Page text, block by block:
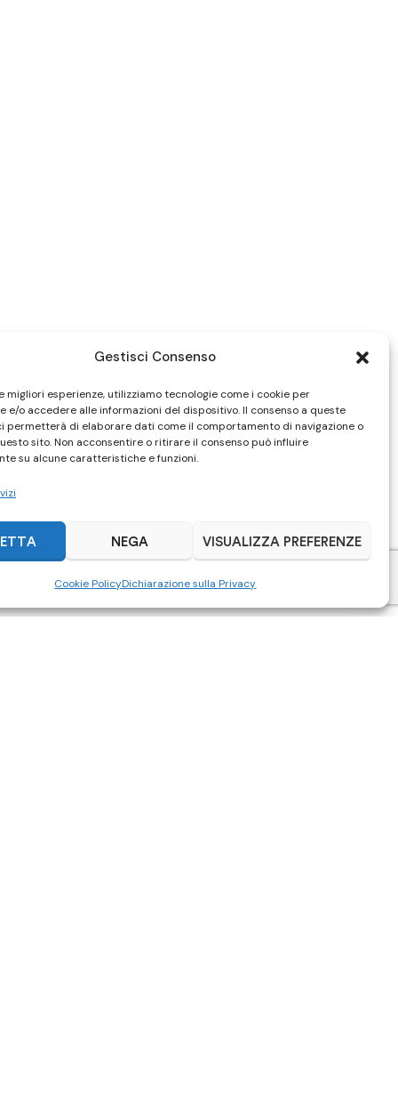
Gestisci Consenso
migliori esperienze, utilizziamo tecnologie come i cookie per
e/o accedere alle informazioni del dispositivo. Il consenso a queste
permetterà di elaborare dati come il comportamento di navigazione o
sito. Non acconsentire o ritirare il consenso può influire
su alcune caratteristiche e funzioni.
NEGA VISUALIZZA PREFERENZE
Cookie PolicyDichiarazione sulla Privacy